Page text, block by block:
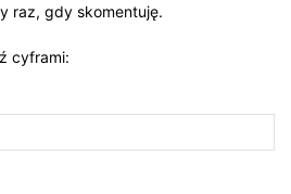
raz, gdy skomentuję.
cyframi: